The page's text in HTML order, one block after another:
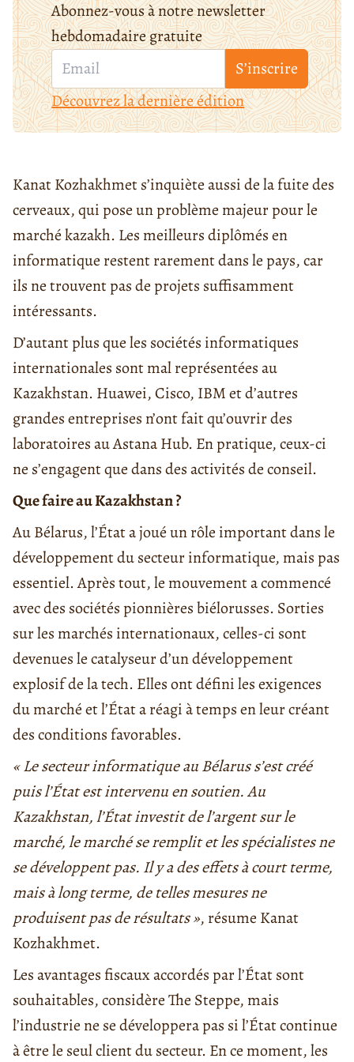
Abonnez-vous à notre newsletter
hebdomadaire gratuite
S’inscrire
Découvrez la dernière édition
Kanat Kozhakhmet s’inquiète aussi de la fuite des
cerveaux, qui pose un problème majeur pour le
marché kazakh. Les meilleurs diplômés en
informatique restent rarement dans le pays, car
ils ne trouvent pas de projets suffisamment
intéressants.
D’autant plus que les sociétés informatiques
internationales sont mal représentées au
Kazakhstan. Huawei, Cisco, IBM et d’autres
grandes entreprises n’ont fait qu’ouvrir des
laboratoires au Astana Hub. En pratique, ceux-ci
ne s’engagent que dans des activités de conseil.
Que faire au Kazakhstan ?
Au Bélarus, l’État a joué un rôle important dans le
développement du secteur informatique, mais pas
essentiel. Après tout, le mouvement a commencé
avec des sociétés pionnières biélorusses. Sorties
sur les marchés internationaux, celles-ci sont
devenues le catalyseur d’un développement
explosif de la tech. Elles ont défini les exigences
du marché et l’État a réagi à temps en leur créant
des conditions favorables.
« Le secteur informatique au Bélarus s’est créé
puis l’État est intervenu en soutien. Au
Kazakhstan, l’État investit de l’argent sur le
marché, le marché se remplit et les spécialistes ne
se développent pas. Il y a des effets à court terme,
mais à long terme, de telles mesures ne
produisent pas de résultats », résume Kanat
Kozhakhmet.
Les avantages fiscaux accordés par l’État sont
souhaitables, considère The Steppe, mais
l’industrie ne se développera pas si l’État continue
à être le seul client du secteur. En ce moment, les